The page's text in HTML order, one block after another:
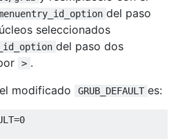
del paso
seleccionados
del paso dos
> .
modificado
GRUB_DEFAULT es: